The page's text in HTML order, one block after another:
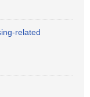
related